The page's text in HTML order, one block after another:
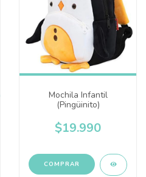
Mochila Infantil
(Pingüinito)
$19.990